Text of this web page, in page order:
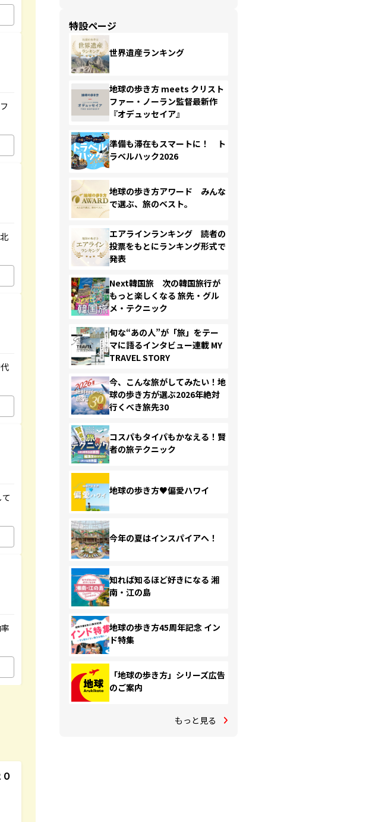
特設ページ
世界遺産ランキング
地球の歩き方 meets クリスト
ファー・ノーラン監督最新作
『オデュッセイア』
準備も滞在もスマートに！ ト
ラベルハック2026
地球の歩き方アワード みんな
で選ぶ、旅のベスト。
エアラインランキング 読者の
投票をもとにランキング形式で
発表
Next韓国旅 次の韓国旅行が
もっと楽しくなる 旅先・グル
メ・テクニック
旬な“あの人”が「旅」をテー
マに語るインタビュー連載 MY
TRAVEL STORY
今、こんな旅がしてみたい！地
球の歩き方が選ぶ2026年絶対
行くべき旅先30
コスパもタイパもかなえる！賢
者の旅テクニック
地球の歩き方♥偏愛ハワイ
今年の夏はインスパイアへ！
知れば知るほど好きになる 湘
南・江の島
地球の歩き方45周年記念 イン
ド特集
「地球の歩き方」シリーズ広告
のご案内
もっと見る